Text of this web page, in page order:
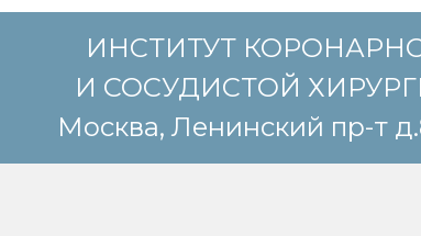
ИНСТИТУТ
И СОСУДИСТОЙ
Москва, Ленинский пр-т